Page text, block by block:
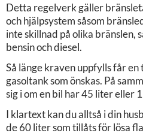
Detta regelverk gäller
och hjälpsystem såsom
inte skillnad på olika bränslen,
bensin och diesel.
Så länge kraven uppfylls får
gasoltank som önskas. På
sig i om en bil har 45 liter eller
I klartext kan du alltså i din
de 60 liter som tillåts för lösa